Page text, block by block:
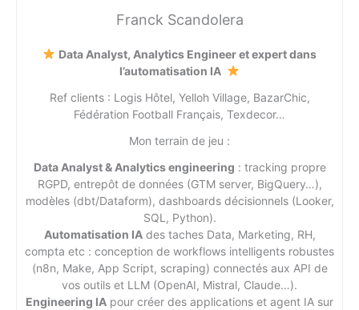
Franck Scandolera
Data Analyst, Analytics Engineer et expert dans
l’automatisation IA
Ref clients : Logis Hôtel, Yelloh Village, BazarChic,
Fédération Football Français, Texdecor…
Mon terrain de jeu :
Data Analyst & Analytics engineering : tracking propre
RGPD, entrepôt de données (GTM server, BigQuery…),
modèles (dbt/Dataform), dashboards décisionnels (Looker,
SQL, Python).
Automatisation IAdes taches Data, Marketing, RH,
compta etc : conception de workflows intelligents robustes
(n8n, Make, App Script, scraping) connectés aux API de
vos outils et LLM (OpenAI, Mistral, Claude…).
Engineering IA pour créer des applications et agent IA sur